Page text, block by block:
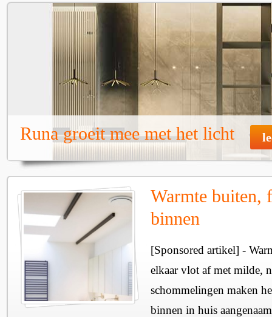
Runa groeit mee met het licht
Warmte buiten,
binnen
[Sponsored artikel] -
elkaar vlot af met milde,
schommelingen maken
binnen in huis